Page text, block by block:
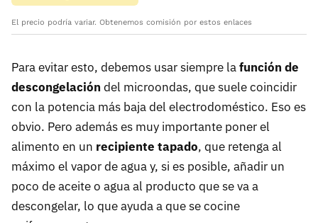
El precio podría variar. Obtenemos comisión por estos enlaces
Para evitar esto, debemos usar siempre lafunción de
descongelación del microondas, que suele coincidir
con la potencia más baja del electrodoméstico. Eso es
obvio. Pero además es muy importante poner el
alimento en un recipiente tapado, que retenga al
máximo el vapor de agua y, si es posible, añadir un
poco de aceite o agua al producto que se va a
descongelar, lo que ayuda a que se cocine